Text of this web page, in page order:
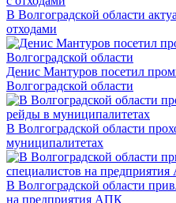
В Волгоградской области
отходами
Денис Мантуров посетил
Волгоградской области
В Волгоградской области
муниципалитетах
В Волгоградской области
на предприятия АПК